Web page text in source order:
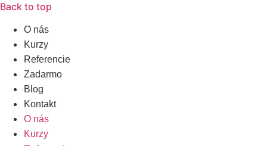
Back to top
O nás
Kurzy
Referencie
Zadarmo
Blog
Kontakt
O nás
Kurzy